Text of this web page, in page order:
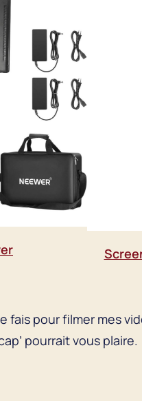
fais pour filmer mes
pourrait vous plaire.